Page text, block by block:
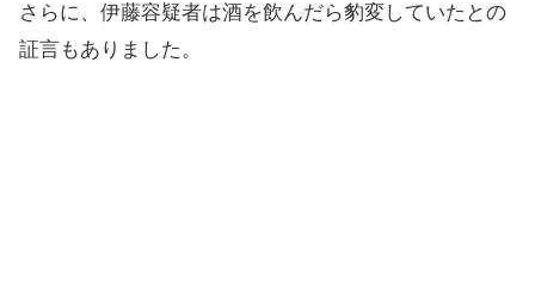
さらに、伊藤容疑者は酒を飲んだら豹変していたとの
証言もありました。